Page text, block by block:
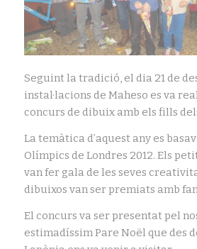
Seguint la tradició, el dia 21 de
instal·lacions de Maheso es va
concurs de dibuix amb els fills
La temàtica d’aquest any es
Olímpics de Londres 2012. Els
van fer gala de les seves
dibuixos van ser premiats amb
El concurs va ser presentat pel
estimadíssim Pare Noël que des